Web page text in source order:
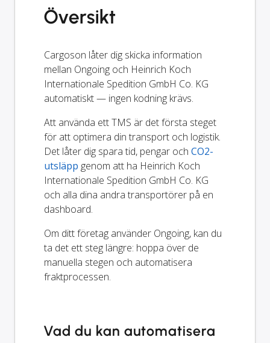
Översikt
Cargoson låter dig skicka information
mellan Ongoing och Heinrich Koch
Internationale Spedition GmbH Co. KG
automatiskt — ingen kodning krävs.
Att använda ett TMS är det första steget
för att optimera din transport och logistik.
Det låter dig spara tid, pengar och CO2-
utsläpp genom att ha Heinrich Koch
Internationale Spedition GmbH Co. KG
och alla dina andra transportörer på en
dashboard.
Om ditt företag använder Ongoing, kan du
ta det ett steg längre: hoppa över de
manuella stegen och automatisera
fraktprocessen.
Vad du kan automatisera